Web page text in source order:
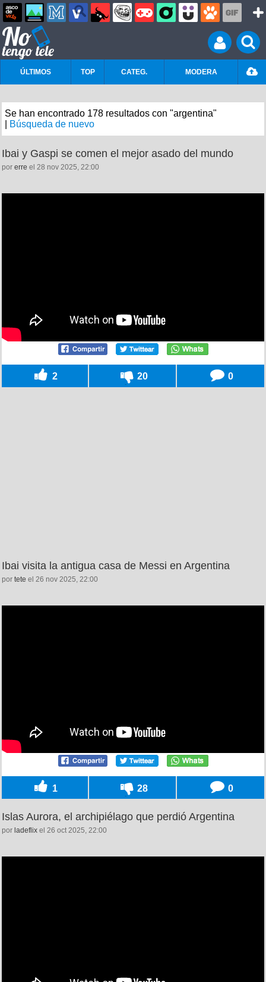
ÚLTIMOS TOP CATEG. MODERA
Se han encontrado 178 resultados con "argentina"
Búsqueda de nuevo
Ibai y Gaspi se comen el mejor asado del mundo
por erre el 28 nov 2025, 22:00
2 20 0
Ibai visita la antigua casa de Messi en Argentina
por tete el 26 nov 2025, 22:00
1 28 0
Islas Aurora, el archipiélago que perdió Argentina
por ladeflix el 26 oct 2025, 22:00